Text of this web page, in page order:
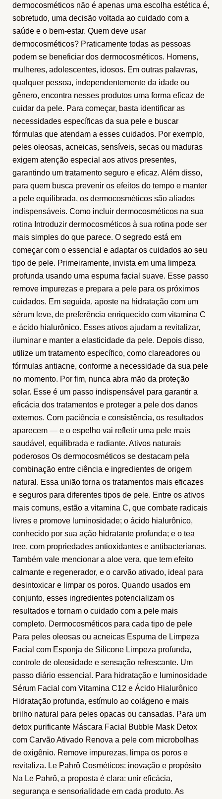
dermocosméticos não é apenas uma escolha estética é,
sobretudo, uma decisão voltada ao cuidado com a
saúde e o bem-estar. Quem deve usar
dermocosméticos? Praticamente todas as pessoas
podem se beneficiar dos dermocosméticos. Homens,
mulheres, adolescentes, idosos. Em outras palavras,
qualquer pessoa, independentemente da idade ou
gênero, encontra nesses produtos uma forma eficaz de
cuidar da pele. Para começar, basta identificar as
necessidades específicas da sua pele e buscar
fórmulas que atendam a esses cuidados. Por exemplo,
peles oleosas, acneicas, sensíveis, secas ou maduras
exigem atenção especial aos ativos presentes,
garantindo um tratamento seguro e eficaz. Além disso,
para quem busca prevenir os efeitos do tempo e manter
a pele equilibrada, os dermocosméticos são aliados
indispensáveis. Como incluir dermocosméticos na sua
rotina Introduzir dermocosméticos à sua rotina pode ser
mais simples do que parece. O segredo está em
começar com o essencial e adaptar os cuidados ao seu
tipo de pele. Primeiramente, invista em uma limpeza
profunda usando uma espuma facial suave. Esse passo
remove impurezas e prepara a pele para os próximos
cuidados. Em seguida, aposte na hidratação com um
sérum leve, de preferência enriquecido com vitamina C
e ácido hialurônico. Esses ativos ajudam a revitalizar,
iluminar e manter a elasticidade da pele. Depois disso,
utilize um tratamento específico, como clareadores ou
fórmulas antiacne, conforme a necessidade da sua pele
no momento. Por fim, nunca abra mão da proteção
solar. Esse é um passo indispensável para garantir a
eficácia dos tratamentos e proteger a pele dos danos
externos. Com paciência e consistência, os resultados
aparecem — e o espelho vai refletir uma pele mais
saudável, equilibrada e radiante. Ativos naturais
poderosos Os dermocosméticos se destacam pela
combinação entre ciência e ingredientes de origem
natural. Essa união torna os tratamentos mais eficazes
e seguros para diferentes tipos de pele. Entre os ativos
mais comuns, estão a vitamina C, que combate radicais
livres e promove luminosidade; o ácido hialurônico,
conhecido por sua ação hidratante profunda; e o tea
tree, com propriedades antioxidantes e antibacterianas.
Também vale mencionar a aloe vera, que tem efeito
calmante e regenerador, e o carvão ativado, ideal para
desintoxicar e limpar os poros. Quando usados em
conjunto, esses ingredientes potencializam os
resultados e tornam o cuidado com a pele mais
completo. Dermocosméticos para cada tipo de pele
Para peles oleosas ou acneicas Espuma de Limpeza
Facial com Esponja de Silicone Limpeza profunda,
controle de oleosidade e sensação refrescante. Um
passo diário essencial. Para hidratação e luminosidade
Sérum Facial com Vitamina C12 e Ácido Hialurônico
Hidratação profunda, estímulo ao colágeno e mais
brilho natural para peles opacas ou cansadas. Para um
detox purificante Máscara Facial Bubble Mask Detox
com Carvão Ativado Renova a pele com microbolhas
de oxigênio. Remove impurezas, limpa os poros e
revitaliza. Le Pahrô Cosméticos: inovação e propósito
Na Le Pahrô, a proposta é clara: unir eficácia,
segurança e sensorialidade em cada produto. As